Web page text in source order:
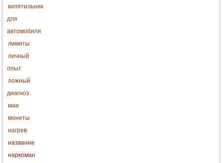
кипятильник
для
автомобиля
лимиты
личный
опыт
ложный
диагноз
маи
монеты
нагрев
название
наркоман